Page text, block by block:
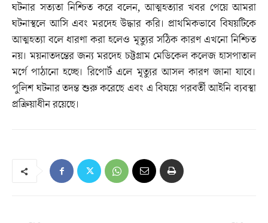
ঘটনার সত্যতা নিশ্চিত করে বলেন, আত্মহত্যার খবর পেয়ে আমরা
ঘটনাস্থলে আসি এবং মরদেহ উদ্ধার করি। প্রাথমিকভাবে বিষয়টিকে
আত্মহত্যা বলে ধারণা করা হলেও মৃত্যুর সঠিক কারণ এখনো নিশ্চিত
নয়। ময়নাতদন্তের জন্য মরদেহ চট্টগ্রাম মেডিকেল কলেজ হাসপাতাল
মর্গে পাঠানো হচ্ছে। রিপোর্ট এলে মৃত্যুর আসল কারণ জানা যাবে।
পুলিশ ঘটনার তদন্ত শুরু করেছে এবং এ বিষয়ে পরবর্তী আইনি ব্যবস্থা
প্রক্রিয়াধীন রয়েছে।